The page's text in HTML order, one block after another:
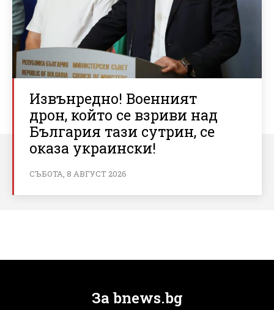
Извънредно! Военният
дрон, който се взриви над
България тази сутрин, се
оказа украински!
СЪБОТА, 8 АВГУСТ 2026
За bnews.bg